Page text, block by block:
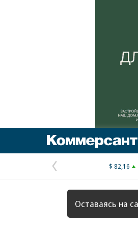
Предыдущая
страница
$ 82,16
Оставаясь на